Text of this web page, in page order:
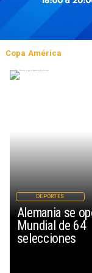
Copa América
Alemania se
Mundial de 64
selecciones
DEPORTES